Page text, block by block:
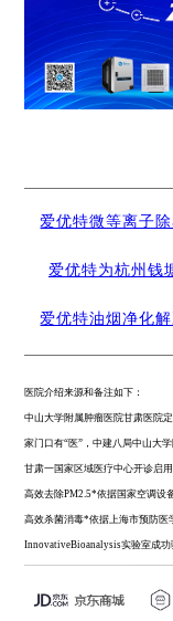
爱优特微等离子
爱优特为杭州钱
爱优特油烟净化
医院介绍来源和备注如下：
中山大学附属肿瘤医院甘肃医院
家门口有“医”，中建八局中山大
甘肃一国家区域医疗中心开诊启
高效去除PM2.5*依据国家空调设
高效杀菌消毒*依据上海市预防医
InnovativeBioanalysis实验室成